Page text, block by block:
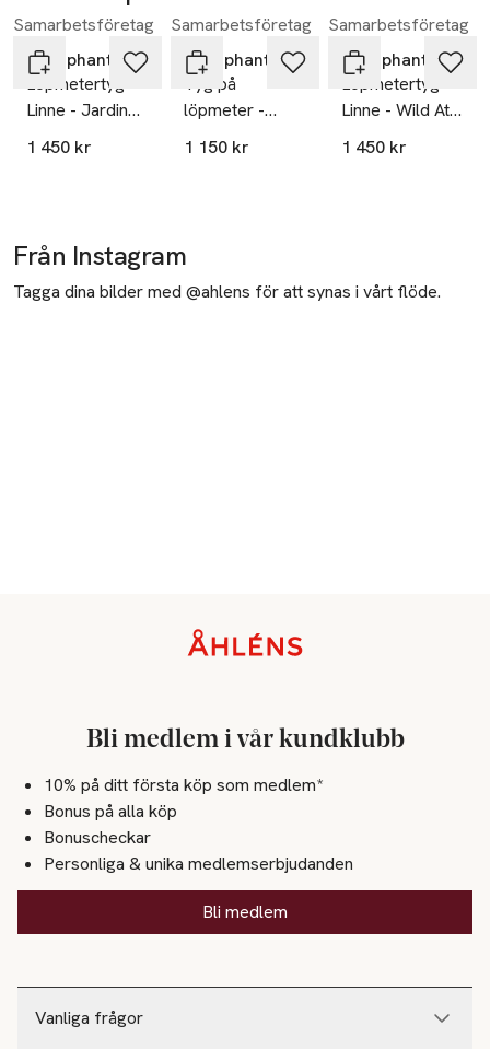
Hoppa över bildspelet
Samarbetsföretag
Littlephant
Löpmetertyg
Linne - Jardin
De La Vie -
1 450 kr
Samarbetsföretag
Littlephant
Tyg på
löpmeter -
Saga Forest,
1 150 kr
Samarbetsföretag
Littlephant
Löpmetertyg
Linne - Wild At
Heart
1 450 kr
Från Instagram
Tagga dina bilder med @ahlens för att synas i vårt flöde.
Vanliga frågor
Bli medlem i vår kundklubb
10% på ditt första köp som medlem*
Bonus på alla köp
Bonuscheckar
Personliga & unika medlemserbjudanden
Bli medlem